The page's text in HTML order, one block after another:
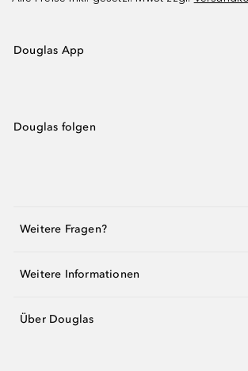
Douglas App
Douglas folgen
Weitere Fragen?
Weitere Informationen
Über Douglas